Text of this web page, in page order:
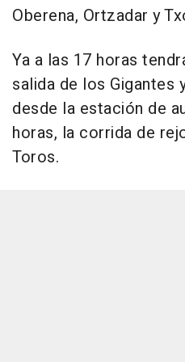
Oberena, Ortzadar y
Ya a las 17 horas
salida de los Gigantes
desde la estación de
horas, la corrida de
Toros.